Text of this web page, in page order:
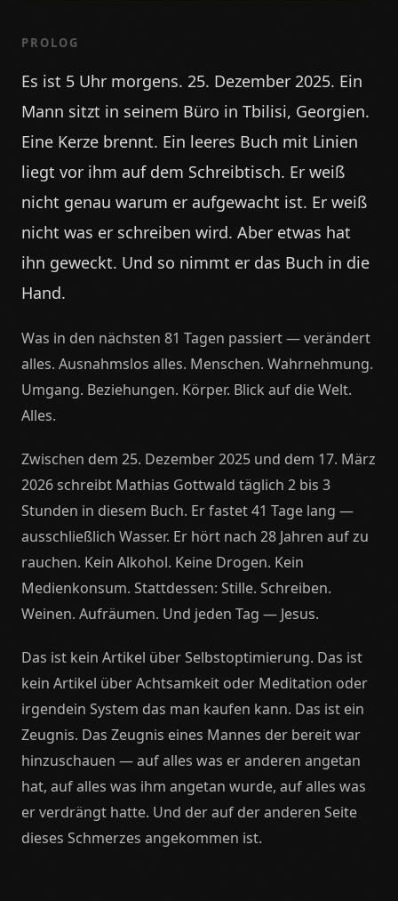
PROLOG
Es ist 5 Uhr morgens. 25. Dezember 2025. Ein
Mann sitzt in seinem Büro in Tbilisi, Georgien.
Eine Kerze brennt. Ein leeres Buch mit Linien
liegt vor ihm auf dem Schreibtisch. Er weiß
nicht genau warum er aufgewacht ist. Er weiß
nicht was er schreiben wird. Aber etwas hat
ihn geweckt. Und so nimmt er das Buch in die
Hand.
Was in den nächsten 81 Tagen passiert — verändert
alles. Ausnahmslos alles. Menschen. Wahrnehmung.
Umgang. Beziehungen. Körper. Blick auf die Welt.
Alles.
Zwischen dem 25. Dezember 2025 und dem 17. März
2026 schreibt Mathias Gottwald täglich 2 bis 3
Stunden in diesem Buch. Er fastet 41 Tage lang —
ausschließlich Wasser. Er hört nach 28 Jahren auf zu
rauchen. Kein Alkohol. Keine Drogen. Kein
Medienkonsum. Stattdessen: Stille. Schreiben.
Weinen. Aufräumen. Und jeden Tag — Jesus.
Das ist kein Artikel über Selbstoptimierung. Das ist
kein Artikel über Achtsamkeit oder Meditation oder
irgendein System das man kaufen kann. Das ist ein
Zeugnis. Das Zeugnis eines Mannes der bereit war
hinzuschauen — auf alles was er anderen angetan
hat, auf alles was ihm angetan wurde, auf alles was
er verdrängt hatte. Und der auf der anderen Seite
dieses Schmerzes angekommen ist.